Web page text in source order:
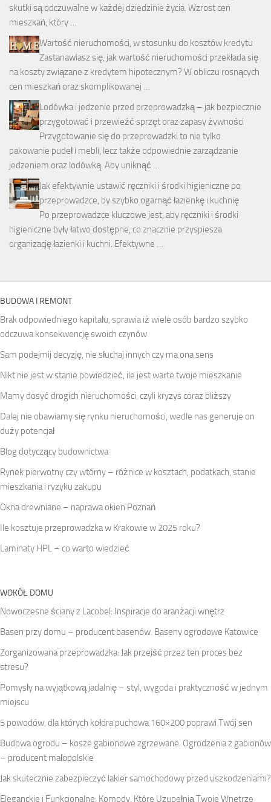
skutki są odczuwalne w każdej dziedzinie życia. Wzrost cen
mieszkań, który …
Wartość nieruchomości, w stosunku do kosztów kredytu
Zastanawiasz się, jak wartość nieruchomości przekłada się
na koszty związane z kredytem hipotecznym? W obliczu rosnących
cen mieszkań oraz skomplikowanej …
Lodówka i jedzenie przed przeprowadzką – jak bezpiecznie
przygotować i przewieźć sprzęt oraz zapasy żywności
Przygotowanie się do przeprowadzki to nie tylko
pakowanie pudeł i mebli, lecz także odpowiednie zarządzanie
jedzeniem oraz lodówką. Aby uniknąć …
Jak efektywnie ustawić ręczniki i środki higieniczne po
przeprowadzce, by szybko ogarnąć łazienkę i kuchnię
Po przeprowadzce kluczowe jest, aby ręczniki i środki
higieniczne były łatwo dostępne, co znacznie przyspiesza
organizację łazienki i kuchni. Efektywne …
BUDOWA I REMONT
Brak odpowiedniego kapitału, sprawia iż wiele osób bardzo szybko
odczuwa konsekwencję swoich czynów
Sam podejmij decyzję, nie słuchaj innych czy ma ona sens
Nikt nie jest w stanie powiedzieć, ile jest warte twoje mieszkanie
Mamy dosyć drogich nieruchomości, czyli kryzys coraz bliższy
Dalej nie obawiamy się rynku nieruchomości, wedle nas generuje on
duży potencjał
Blog dotyczący budownictwa
Rynek pierwotny czy wtórny – różnice w kosztach, podatkach, stanie
mieszkania i ryzyku zakupu
Okna drewniane – naprawa okien Poznań
Ile kosztuje przeprowadzka w Krakowie w 2025 roku?
Laminaty HPL – co warto wiedzieć
WOKÓŁ DOMU
Nowoczesne ściany z Lacobel: Inspiracje do aranżacji wnętrz
Basen przy domu – producent basenów. Baseny ogrodowe Katowice
Zorganizowana przeprowadzka: Jak przejść przez ten proces bez
stresu?
Pomysły na wyjątkową jadalnię – styl, wygoda i praktyczność w jednym
miejscu
5 powodów, dla których kołdra puchowa 160×200 poprawi Twój sen
Budowa ogrodu – kosze gabionowe zgrzewane. Ogrodzenia z gabionów
– producent małopolskie
Jak skutecznie zabezpieczyć lakier samochodowy przed uszkodzeniami?
Eleganckie i Funkcjonalne: Komody, Które Uzupełnią Twoje Wnętrze